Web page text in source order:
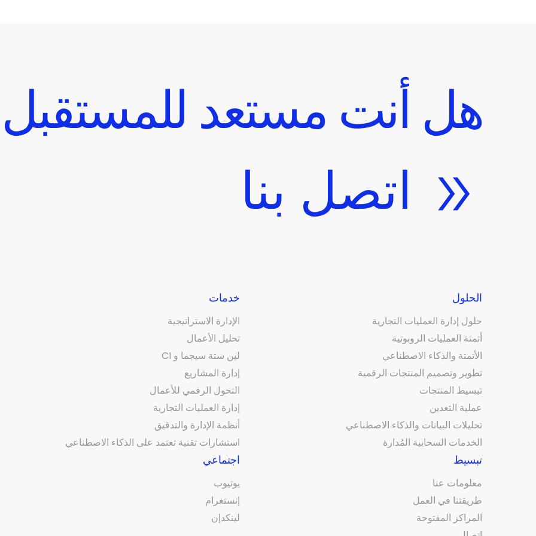
هل أنت مستعد
اتصل بنا
الحلول
حلول إدارة العمليات التجارية
أتمتة العمليات الروبوتية
الأتمتة والذكاء الاصطناعي
تطوير وتصميم المنتجات الرقمية
تبسيط المنتجات
عملية التعدين
تحليلات البيانات والذكاء الاصطناعي
الخدمات السحابية المُدارة
خدمات
الإدارة الاستراتيجية
تحليل الأعمال
لين ستة سيجما و CI
إدارة المشاريع
التحول الرقمي للأعمال
إدارة العمليات التجارية
أنظمة الإدارة والتدقيق
استشارات تقنية تعتمد على الذكاء الاصطناعي
تبسيط
معلومات عنا
طريقتنا في العمل
المراكز المفتوحة
اجتماعي
يوتيوب
إنستغرام
لينكدإن